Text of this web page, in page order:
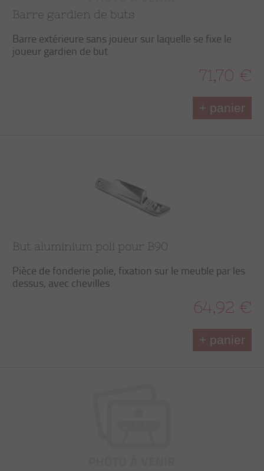
Barre gardien de buts
Barre extérieure sans joueur sur laquelle se fixe le
joueur gardien de but
71,70 €
+ panier
But aluminium poli pour B90
Pièce de fonderie polie, fixation sur le meuble par les
dessus, avec chevilles
64,92 €
+ panier